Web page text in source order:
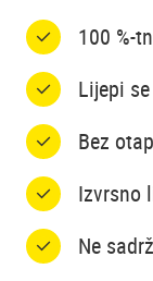
100 %-
Lijepi
Bez
Izvrsno
Ne